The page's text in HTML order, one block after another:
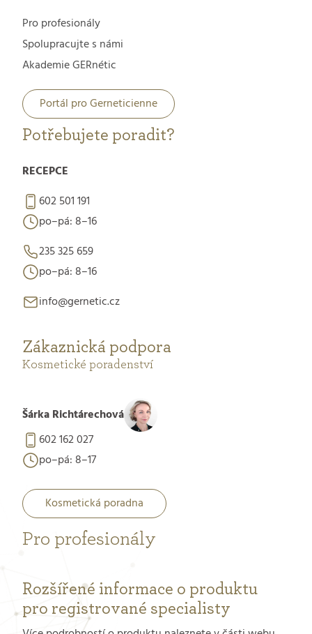
Pro profesionály
Spolupracujte s námi
Akademie GERnétic
Portál pro Gerneticienne
Potřebujete poradit?
RECEPCE
602 501 191
po–pá: 8–16
235 325 659
po–pá: 8–16
info@gernetic.cz
Zákaznická podpora
Kosmetické poradenství
Šárka Richtárechová
602 162 027
po–pá: 8–17
Kosmetická poradna
Pro profesionály
Rozšířené informace o produktu
pro registrované specialisty